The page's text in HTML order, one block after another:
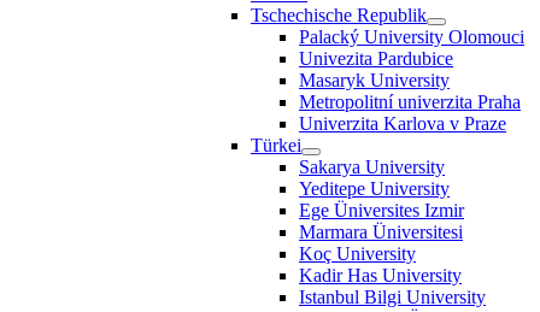
Tschechische Republik
Palacký University Olomouci
Univezita Pardubice
Masaryk University
Metropolitní univerzita Praha
Univerzita Karlova v Praze
Türkei
Sakarya University
Yeditepe University
Ege Üniversites Izmir
Marmara Üniversitesi
Koç University
Kadir Has University
Istanbul Bilgi University